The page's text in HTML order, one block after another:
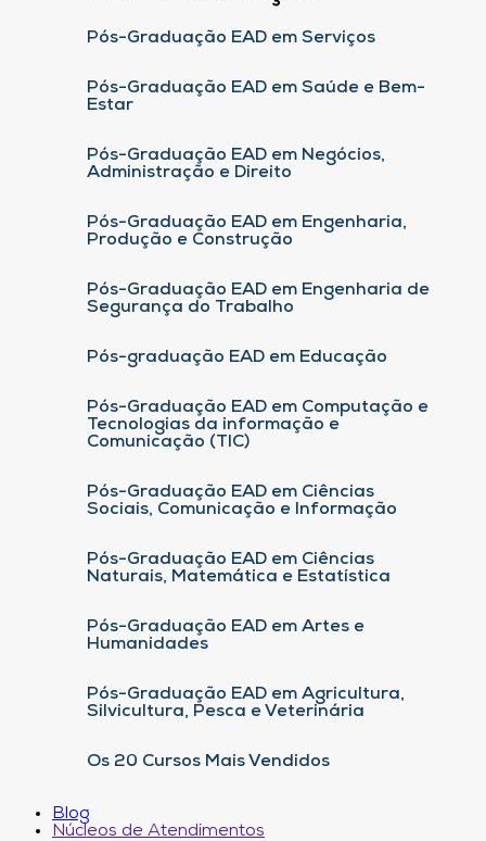
Pós-Graduação EAD em Serviços
Pós-Graduação EAD em Saúde e Bem-
Estar
Pós-Graduação EAD em Negócios,
Administração e Direito
Pós-Graduação EAD em Engenharia,
Produção e Construção
Pós-Graduação EAD em Engenharia de
Segurança do Trabalho
Pós-graduação EAD em Educação
Pós-Graduação EAD em Computação e
Tecnologias da informação e
Comunicação (TIC)
Pós-Graduação EAD em Ciências
Sociais, Comunicação e Informação
Pós-Graduação EAD em Ciências
Naturais, Matemática e Estatística
Pós-Graduação EAD em Artes e
Humanidades
Pós-Graduação EAD em Agricultura,
Silvicultura, Pesca e Veterinária
Os 20 Cursos Mais Vendidos
Blog
Núcleos de Atendimentos